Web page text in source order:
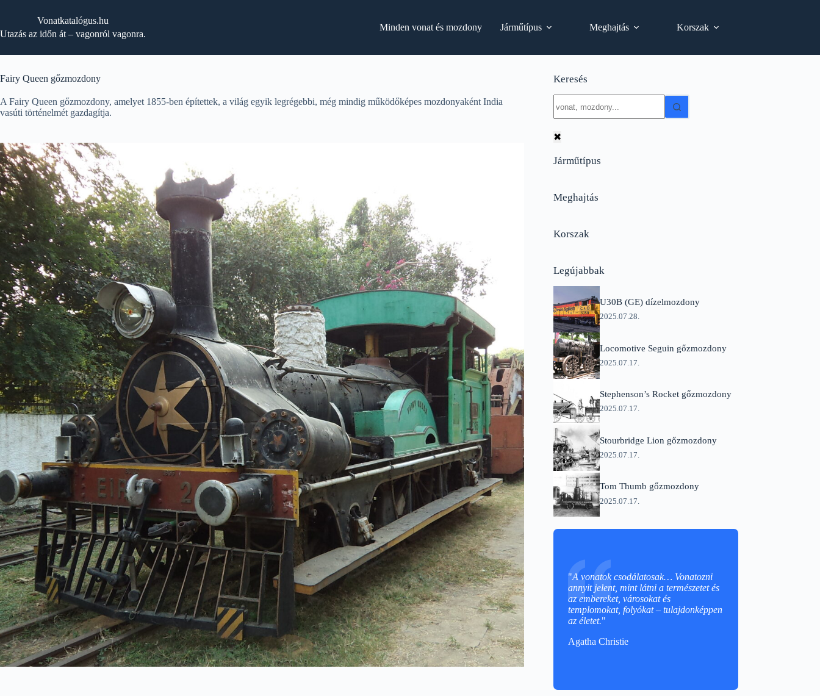
Vonatkatalógus.hu
Utazás az időn át – vagonról vagonra.
Minden vonat és mozdony Járműtípus Meghajtás Korszak
Fairy Queen gőzmozdony
A Fairy Queen gőzmozdony, amelyet 1855-ben építettek, a világ egyik legrégebbi, még mindig működőképes mozdonyaként India
vasúti történelmét gazdagítja.
Keresés
results
✖
Járműtípus
Meghajtás
Korszak
Legújabbak
U30B (GE) dízelmozdony
2025.07.28.
Locomotive Seguin gőzmozdony
2025.07.17.
Stephenson’s Rocket gőzmozdony
2025.07.17.
Stourbridge Lion gőzmozdony
2025.07.17.
Tom Thumb gőzmozdony
2025.07.17.
"A vonatok csodálatosak… Vonatozni
annyit jelent, mint látni a természetet és
az embereket, városokat és
templomokat, folyókat – tulajdonképpen
az életet."
Agatha Christie